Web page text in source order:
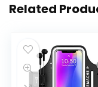
Related